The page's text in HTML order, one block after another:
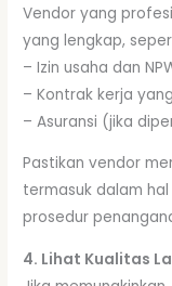
Vendor yang
yang lengkap,
– Izin usaha dan
– Kontrak kerja
– Asuransi (jika
Pastikan vendor
termasuk dalam
prosedur
4. Lihat Kualitas